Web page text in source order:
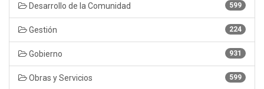
599
Desarrollo de la Comunidad
224
Gestión
931
Gobierno
599
Obras y Servicios